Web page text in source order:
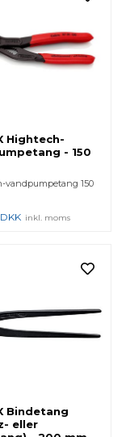
Hightech-
- 150
vandpumpetang 150
DKK inkl. moms
Bindetang
eller